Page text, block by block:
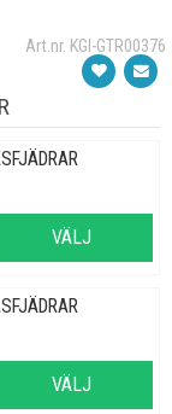
Art.nr. KGI-GTR00376
VÄLJ
VÄLJ